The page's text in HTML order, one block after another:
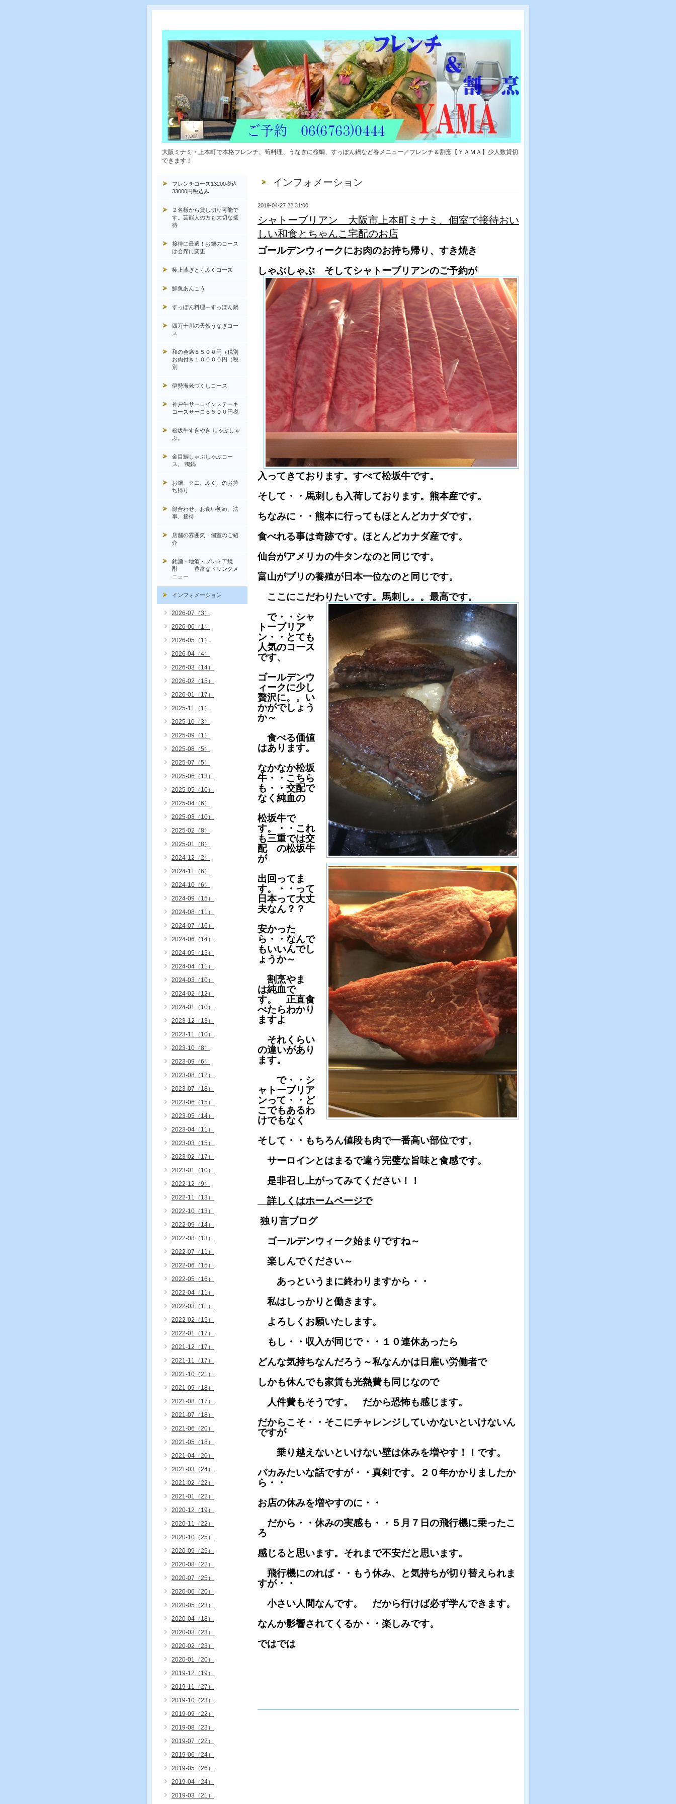
大阪ミナミ・上本町で本格フレンチ、筍料理、うなぎに桜鯛、すっぽん鍋など春メニュー／フレンチ＆割烹【ＹＡＭＡ】少人数貸切
できます！
インフォメーション
2019-04-27 22:31:00
シャトーブリアン 大阪市上本町ミナミ、個室で接待おい
しい和食とちゃんこ宅配のお店
ゴールデンウィークにお肉のお持ち帰り、すき焼き
しゃぶしゃぶ そしてシャトーブリアンのご予約が
入ってきております。すべて松坂牛です。
そして・・馬刺しも入荷しております。熊本産です。
ちなみに・・熊本に行ってもほとんどカナダです。
食べれる事は奇跡です。ほとんどカナダ産です。
仙台がアメリカの牛タンなのと同じです。
富山がブリの養殖が日本一位なのと同じです。
ここにこだわりたいです。馬刺し。。最高です。
で・・シャ
トーブリア
ン・・とても
人気のコース
です、
ゴールデンウ
ィークに少し
贅沢に。。い
かがでしょう
か～
食べる価値
はあります。
なかなか松坂
牛・・こちら
も・・交配で
なく純血の
松坂牛で
す。・・これ
も三重では交
配 の松坂牛
が
出回ってま
す。・・って
日本って大丈
夫なん？？
安かった
ら・・なんで
もいいんでし
ょうか～
割烹やま
は純血で
す。 正直食
べたらわかり
ますよ
それくらい
の違いがあり
ます。
で・・シ
ャトーブリア
ンって・・ど
こでもあるわ
けでもなく
そして・・もちろん値段も肉で一番高い部位です。
サーロインとはまるで違う完璧な旨味と食感です。
是非召し上がってみてください！！
詳しくはホームページで
独り言ブログ
ゴールデンウィーク始まりですね～
楽しんでください～
あっというまに終わりますから・・
私はしっかりと働きます。
よろしくお願いたします。
もし・・収入が同じで・・１０連休あったら
どんな気持ちなんだろう～私なんかは日雇い労働者で
しかも休んでも家賃も光熱費も同じなので
人件費もそうです。 だから恐怖も感じます。
だからこそ・・そこにチャレンジしていかないといけないん
ですが
乗り越えないといけない壁は休みを増やす！！です。
バカみたいな話ですが・・真剣です。２０年かかりましたか
ら・・
お店の休みを増やすのに・・
だから・・休みの実感も・・５月７日の飛行機に乗ったこ
ろ
感じると思います。それまで不安だと思います。
飛行機にのれば・・もう休み、と気持ちが切り替えられま
すが・・
小さい人間なんです。 だから行けば必ず学んできます。
なんか影響されてくるか・・楽しみです。
ではでは
フレンチコース13200税込
33000円税込み
２名様から貸し切り可能で
す。芸能人の方も大切な接
待
接待に最適！お鍋のコース
は会席に変更
極上泳ぎとらふぐコース
鮮魚あんこう
すっぽん料理～すっぽん鍋
四万十川の天然うなぎコー
ス
和の会席８５００円（税別
お肉付き１００００円（税
別
伊勢海老づくしコース
神戸牛サーロインステーキ
コースサーロ８５００円税
松坂牛すきやき しゃぶしゃ
ぶ。
金目鯛しゃぶしゃぶコー
ス, 鴨鍋
お鍋、クエ、ふぐ、のお持
ち帰り
顔合わせ、お食い初め、法
事、接待
店舗の雰囲気・個室のご紹
介
銘酒・地酒・プレミア焼
酎 豊富なドリンクメ
ニュー
インフォメーション
2026-07（3）
2026-06（1）
2026-05（1）
2026-04（4）
2026-03（14）
2026-02（15）
2026-01（17）
2025-11（1）
2025-10（3）
2025-09（1）
2025-08（5）
2025-07（5）
2025-06（13）
2025-05（10）
2025-04（6）
2025-03（10）
2025-02（8）
2025-01（8）
2024-12（2）
2024-11（6）
2024-10（6）
2024-09（15）
2024-08（11）
2024-07（16）
2024-06（14）
2024-05（15）
2024-04（11）
2024-03（10）
2024-02（12）
2024-01（10）
2023-12（13）
2023-11（10）
2023-10（8）
2023-09（6）
2023-08（12）
2023-07（18）
2023-06（15）
2023-05（14）
2023-04（11）
2023-03（15）
2023-02（17）
2023-01（10）
2022-12（9）
2022-11（13）
2022-10（13）
2022-09（14）
2022-08（13）
2022-07（11）
2022-06（15）
2022-05（16）
2022-04（11）
2022-03（11）
2022-02（15）
2022-01（17）
2021-12（17）
2021-11（17）
2021-10（21）
2021-09（18）
2021-08（17）
2021-07（18）
2021-06（20）
2021-05（18）
2021-04（20）
2021-03（24）
2021-02（22）
2021-01（22）
2020-12（19）
2020-11（22）
2020-10（25）
2020-09（25）
2020-08（22）
2020-07（25）
2020-06（20）
2020-05（23）
2020-04（18）
2020-03（23）
2020-02（23）
2020-01（20）
2019-12（19）
2019-11（27）
2019-10（23）
2019-09（22）
2019-08（23）
2019-07（22）
2019-06（24）
2019-05（26）
2019-04（24）
2019-03（21）